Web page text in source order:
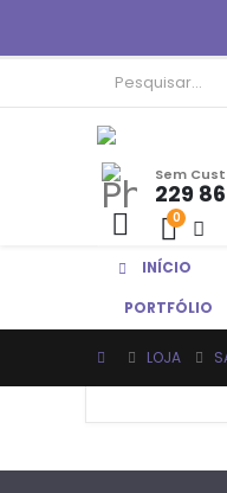
Sem
229
0
INÍCIO
PORTFÓLIO
LOJA